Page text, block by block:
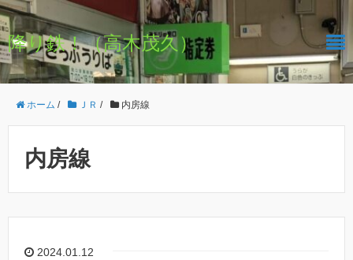
降り鉄！（高木茂久）
ホーム / ＪＲ / 内房線
内房線
2024.01.12